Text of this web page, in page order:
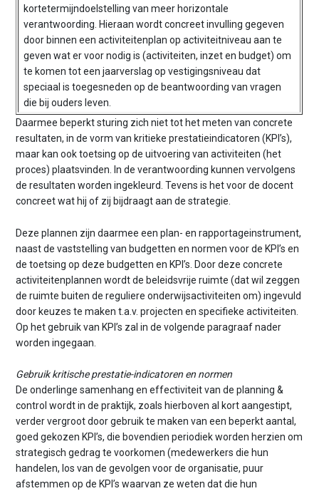
kortetermijndoelstelling van meer horizontale
verantwoording. Hieraan wordt concreet invulling gegeven
door binnen een activiteitenplan op activiteitniveau aan te
geven wat er voor nodig is (activiteiten, inzet en budget) om
te komen tot een jaarverslag op vestigingsniveau dat
speciaal is toegesneden op de beantwoording van vragen
die bij ouders leven.
Daarmee beperkt sturing zich niet tot het meten van concrete
resultaten, in de vorm van kritieke prestatieindicatoren (KPI’s),
maar kan ook toetsing op de uitvoering van activiteiten (het
proces) plaatsvinden. In de verantwoording kunnen vervolgens
de resultaten worden ingekleurd. Tevens is het voor de docent
concreet wat hij of zij bijdraagt aan de strategie.
Deze plannen zijn daarmee een plan- en rapportageinstrument,
naast de vaststelling van budgetten en normen voor de KPI’s en
de toetsing op deze budgetten en KPI’s. Door deze concrete
activiteitenplannen wordt de beleidsvrije ruimte (dat wil zeggen
de ruimte buiten de reguliere onderwijsactiviteiten om) ingevuld
door keuzes te maken t.a.v. projecten en specifieke activiteiten.
Op het gebruik van KPI’s zal in de volgende paragraaf nader
worden ingegaan.
Gebruik kritische prestatie-indicatoren en normen
De onderlinge samenhang en effectiviteit van de planning &
control wordt in de praktijk, zoals hierboven al kort aangestipt,
verder vergroot door gebruik te maken van een beperkt aantal,
goed gekozen KPI’s, die bovendien periodiek worden herzien om
strategisch gedrag te voorkomen (medewerkers die hun
handelen, los van de gevolgen voor de organisatie, puur
afstemmen op de KPI’s waarvan ze weten dat die hun